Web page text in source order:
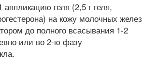
геля (2,5 г геля,
на кожу молочных желез
до полного всасывания 1-2
или во 2-ю фазу